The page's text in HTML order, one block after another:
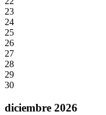
23
24
25
26
27
28
29
30
diciembre 2026